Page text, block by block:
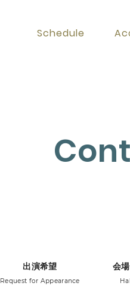
Schedule
出演希望
Request for Appearance
会